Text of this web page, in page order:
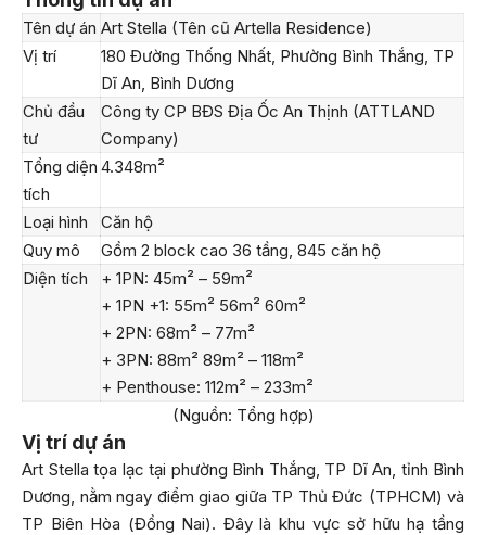
Tên dự án Art Stella (Tên cũ Artella Residence)
Vị trí
180 Đường Thống Nhất, Phường Bình Thắng, TP
Dĩ An, Bình Dương
Chủ đầu
tư
Công ty CP BĐS Địa Ốc An Thịnh (ATTLAND
Company)
Tổng diện
tích
4.348m²
Loại hình
Căn hộ
Quy mô
Gồm 2 block cao 36 tầng, 845 căn hộ
Diện tích
+ 1PN: 45m² – 59m²
+ 1PN +1: 55m² 56m² 60m²
+ 2PN: 68m² – 77m²
+ 3PN: 88m² 89m² – 118m²
+ Penthouse: 112m² – 233m²
(Nguồn: Tổng hợp)
Vị trí dự án
Art Stella tọa lạc tại phường Bình Thắng, TP Dĩ An, tỉnh Bình
Dương, nằm ngay điểm giao giữa TP Thủ Đức (TPHCM) và
TP Biên Hòa (Đồng Nai). Đây là khu vực sở hữu hạ tầng